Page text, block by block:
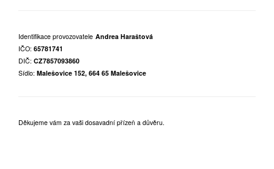
Identifikace provozovatele Andrea Haraštová
IČO: 65781741
DIČ: CZ7857093860
Sídlo: Malešovice 152, 664 65 Malešovice
Děkujeme vám za vaši dosavadní přízeň a důvěru.